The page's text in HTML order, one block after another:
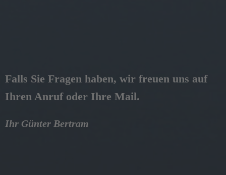
Falls Sie Fragen haben, wir freuen uns auf
Ihren Anruf oder Ihre Mail.
Ihr Günter Bertram